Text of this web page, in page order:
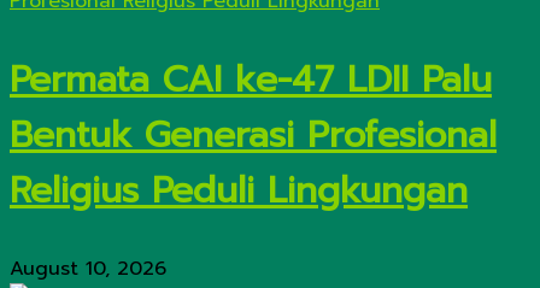
Permata CAI ke-47 LDII Palu
Bentuk Generasi Profesional
Religius Peduli Lingkungan
August 10, 2026